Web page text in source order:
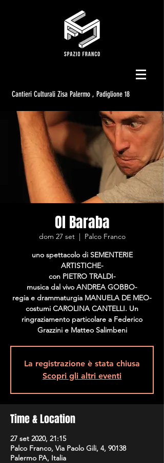
Cantieri Culturali Zisa Palermo , Padiglione 18
Ol Baraba
dom 27 set
  |
Palco Franco
uno spettacolo di SEMENTERIE
ARTISTICHE-
con PIETRO TRALDI-
musica dal vivo ANDREA GOBBO-
regia e drammaturgia MANUELA DE MEO-
costumi CAROLINA CANTELLI. Un
ringraziamento particolare a Federico
Grazzini e Matteo Salimbeni
La registrazione è stata chiusa
Scopri gli altri eventi
Time & Location
27 set 2020, 21:15
Palco Franco, Via Paolo Gili, 4, 90138
Palermo PA, Italia